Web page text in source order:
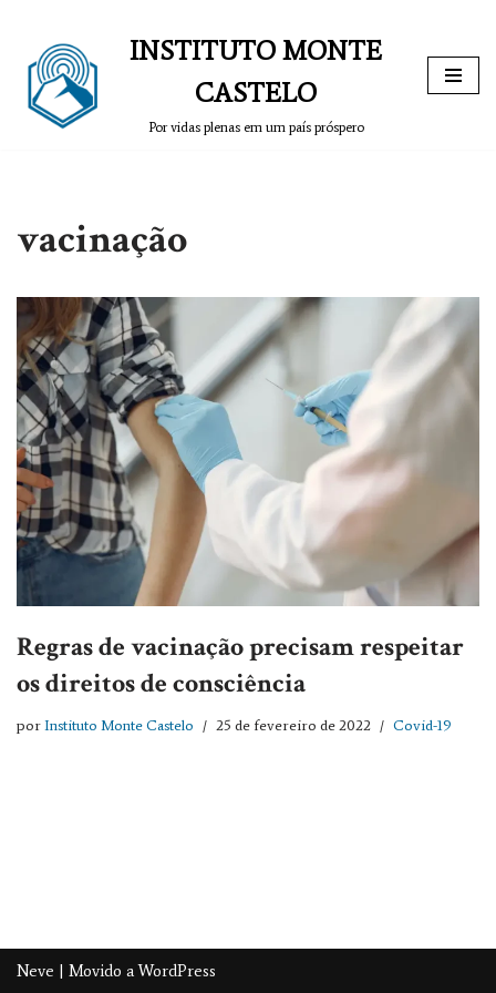
Pular
para
INSTITUTO MONTE
CASTELO
Por vidas plenas em um país próspero
vacinação
Regras de vacinação precisam respeitar
os direitos de consciência
porInstituto Monte Castelo 25 de fevereiro de 2022 Covid-19
Neve | Movido aWordPress